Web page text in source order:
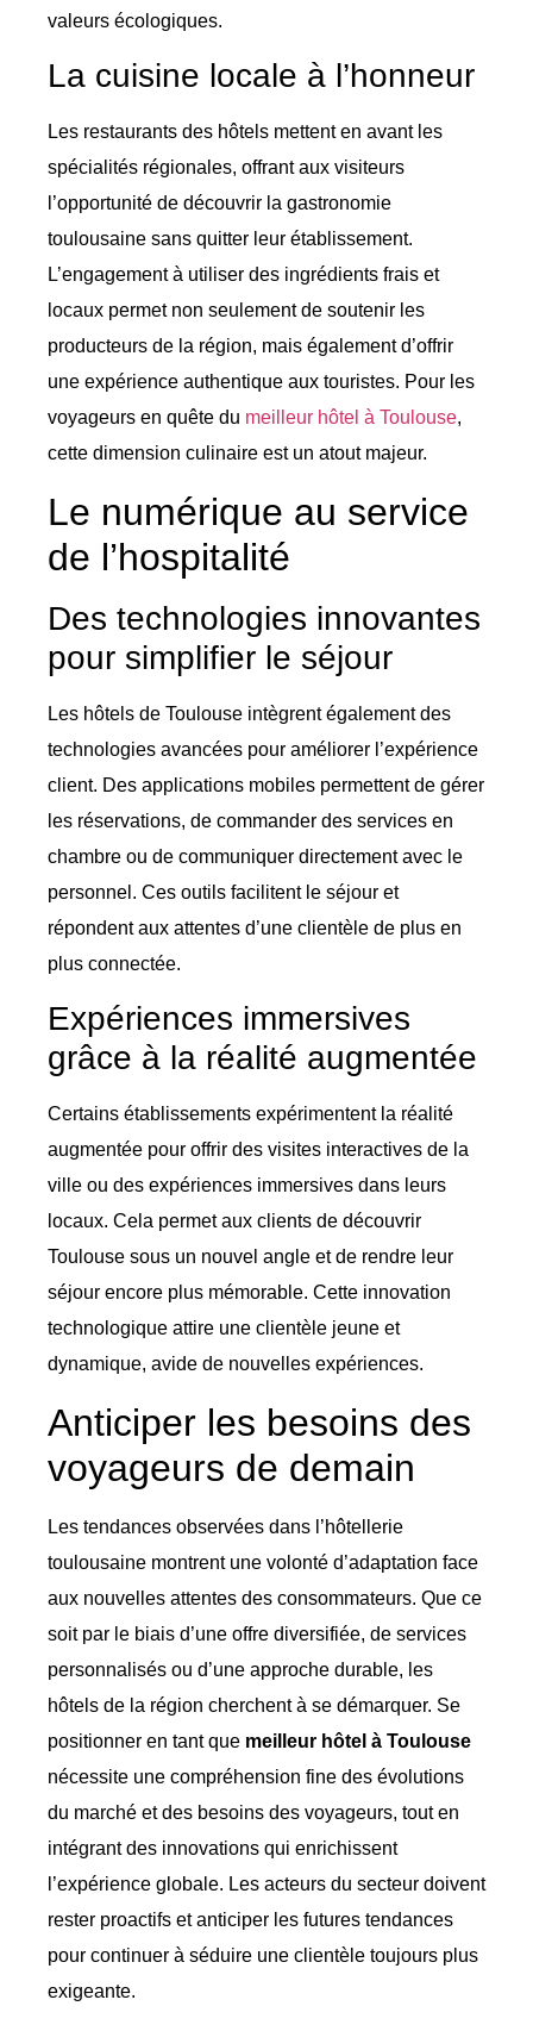
valeurs écologiques.
La cuisine locale à l’honneur
Les restaurants des hôtels mettent en avant les
spécialités régionales, offrant aux visiteurs
l’opportunité de découvrir la gastronomie
toulousaine sans quitter leur établissement.
L’engagement à utiliser des ingrédients frais et
locaux permet non seulement de soutenir les
producteurs de la région, mais également d’offrir
une expérience authentique aux touristes. Pour les
voyageurs en quête du meilleur hôtel à Toulouse,
cette dimension culinaire est un atout majeur.
Le numérique au service
de l’hospitalité
Des technologies innovantes
pour simplifier le séjour
Les hôtels de Toulouse intègrent également des
technologies avancées pour améliorer l’expérience
client. Des applications mobiles permettent de gérer
les réservations, de commander des services en
chambre ou de communiquer directement avec le
personnel. Ces outils facilitent le séjour et
répondent aux attentes d’une clientèle de plus en
plus connectée.
Expériences immersives
grâce à la réalité augmentée
Certains établissements expérimentent la réalité
augmentée pour offrir des visites interactives de la
ville ou des expériences immersives dans leurs
locaux. Cela permet aux clients de découvrir
Toulouse sous un nouvel angle et de rendre leur
séjour encore plus mémorable. Cette innovation
technologique attire une clientèle jeune et
dynamique, avide de nouvelles expériences.
Anticiper les besoins des
voyageurs de demain
Les tendances observées dans l’hôtellerie
toulousaine montrent une volonté d’adaptation face
aux nouvelles attentes des consommateurs. Que ce
soit par le biais d’une offre diversifiée, de services
personnalisés ou d’une approche durable, les
hôtels de la région cherchent à se démarquer. Se
positionner en tant que meilleur hôtel à Toulouse
nécessite une compréhension fine des évolutions
du marché et des besoins des voyageurs, tout en
intégrant des innovations qui enrichissent
l’expérience globale. Les acteurs du secteur doivent
rester proactifs et anticiper les futures tendances
pour continuer à séduire une clientèle toujours plus
exigeante.